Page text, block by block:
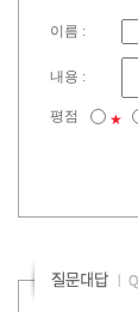
이름 :
내용 :
평점 ★